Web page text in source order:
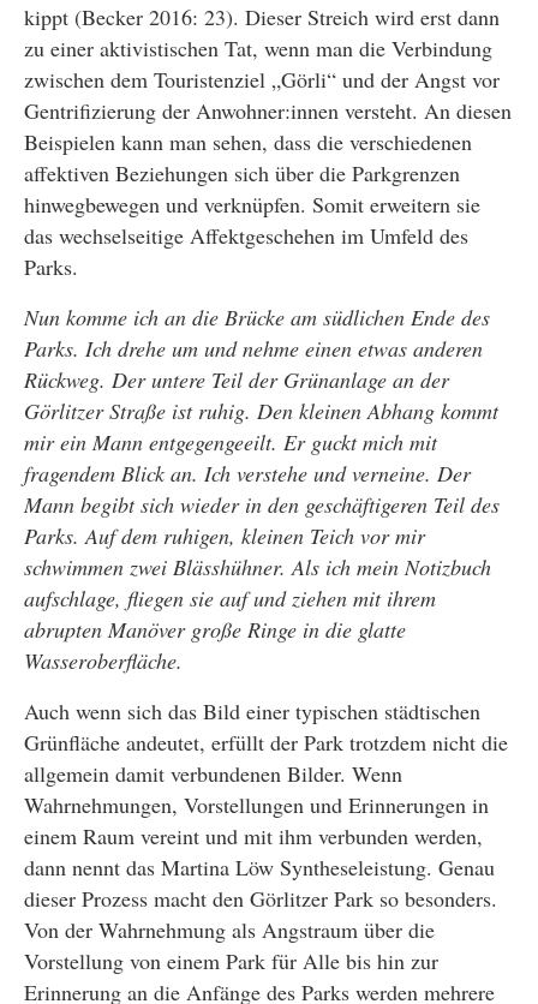
kippt (Becker 2016: 23). Dieser Streich wird erst dann
zu einer aktivistischen Tat, wenn man die Verbindung
zwischen dem Touristenziel „Görli“ und der Angst vor
Gentrifizierung der Anwohner:innen versteht. An diesen
Beispielen kann man sehen, dass die verschiedenen
affektiven Beziehungen sich über die Parkgrenzen
hinwegbewegen und verknüpfen. Somit erweitern sie
das wechselseitige Affektgeschehen im Umfeld des
Parks.
Nun komme ich an die Brücke am südlichen Ende des
Parks. Ich drehe um und nehme einen etwas anderen
Rückweg. Der untere Teil der Grünanlage an der
Görlitzer Straße ist ruhig. Den kleinen Abhang kommt
mir ein Mann entgegengeeilt. Er guckt mich mit
fragendem Blick an. Ich verstehe und verneine. Der
Mann begibt sich wieder in den geschäftigeren Teil des
Parks. Auf dem ruhigen, kleinen Teich vor mir
schwimmen zwei Blässhühner. Als ich mein Notizbuch
aufschlage, fliegen sie auf und ziehen mit ihrem
abrupten Manöver große Ringe in die glatte
Wasseroberfläche.
Auch wenn sich das Bild einer typischen städtischen
Grünfläche andeutet, erfüllt der Park trotzdem nicht die
allgemein damit verbundenen Bilder. Wenn
Wahrnehmungen, Vorstellungen und Erinnerungen in
einem Raum vereint und mit ihm verbunden werden,
dann nennt das Martina Löw Syntheseleistung. Genau
dieser Prozess macht den Görlitzer Park so besonders.
Von der Wahrnehmung als Angstraum über die
Vorstellung von einem Park für Alle bis hin zur
Erinnerung an die Anfänge des Parks werden mehrere